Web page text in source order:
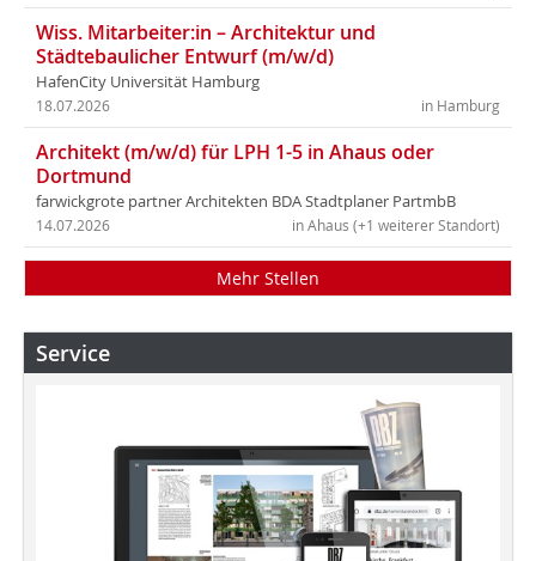
Wiss. Mitarbeiter:in – Architektur und
Städtebaulicher Entwurf (m/w/d)
HafenCity Universität Hamburg
in Hamburg
18.07.2026
Architekt (m/w/d) für LPH 1-5 in Ahaus oder
Dortmund
farwickgrote partner Architekten BDA Stadtplaner PartmbB
in Ahaus (+1 weiterer Standort)
14.07.2026
Mehr Stellen
Service